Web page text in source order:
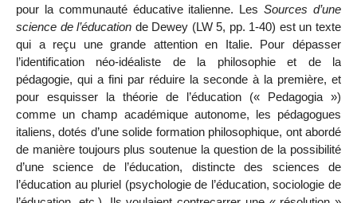
pour la communauté éducative italienne. Les Sources d’une
science de l’éducation de Dewey (LW 5, pp. 1-40) est un texte
qui a reçu une grande attention en Italie. Pour dépasser
l’identification néo-idéaliste de la philosophie et de la
pédagogie, qui a fini par réduire la seconde à la première, et
pour esquisser la théorie de l’éducation (« Pedagogia »)
comme un champ académique autonome, les pédagogues
italiens, dotés d’une solide formation philosophique, ont abordé
de manière toujours plus soutenue la question de la possibilité
d’une science de l’éducation, distincte des sciences de
l’éducation au pluriel (psychologie de l’éducation, sociologie de